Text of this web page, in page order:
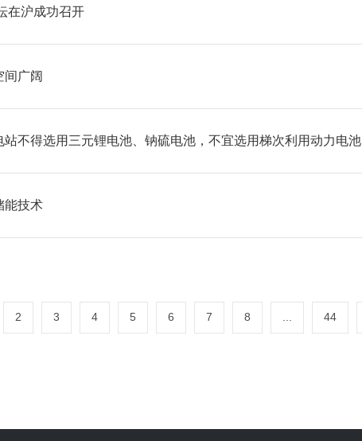
在沪成功召开
间广阔
不得选用三元锂电池、钠硫电池，不宜选用梯次利用动力电池
能技术
2 3 4 5 6 7 8 44